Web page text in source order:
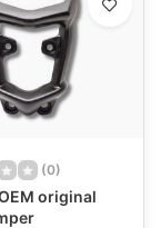
(0)
original